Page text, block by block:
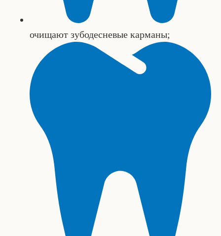
очищают зубодесневые карманы;